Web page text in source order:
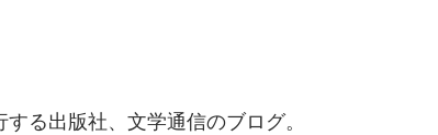
る出版社、文学通信のブログ。